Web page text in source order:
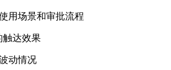
用场景和审批流程
触达效果
动情况